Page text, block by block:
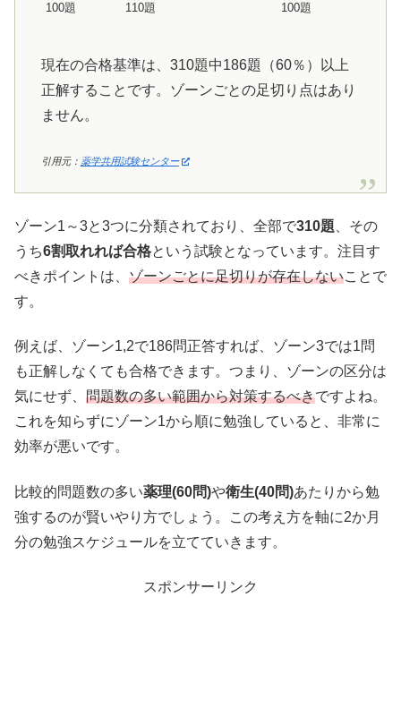
100題
110題
100題
現在の合格基準は、310題中186題（60％）以上
正解することです。ゾーンごとの足切り点はあり
ません。
引用元： 薬学共用試験センター
ゾーン1～3と3つに分類されており、全部で310題 、その
うち6割取れれば合格という試験となっています。注目す
べきポイントは、 ゾーンごとに足切りが存在しないことで
す。
例えば、ゾーン1,2で186問正答すれば、ゾーン3では1問
も正解しなくても合格できます。つまり、ゾーンの区分は
気にせず、 問題数の多い範囲から対策するべきですよね。
これを知らずにゾーン1から順に勉強していると、非常に
効率が悪いです。
比較的問題数の多い薬理(60問)や衛生(40問)あたりから勉
強するのが賢いやり方でしょう。この考え方を軸に2か月
分の勉強スケジュールを立てていきます。
スポンサーリンク